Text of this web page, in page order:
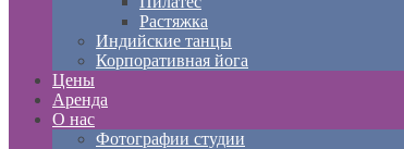
Растяжка
Индийские танцы
Корпоративная йога
Цены
Аренда
О нас
Фотографии студии